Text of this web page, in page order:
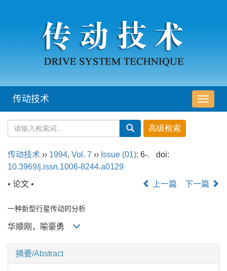
导
航
传动技术
传动技术 ›› 1994, Vol. 7 ›› Issue (01): 6-.
doi:
10.3969/j.issn.1006-8244.a0129
• 论文 •
上一篇 下一篇
一种新型行星传动的分析
华顺刚，喻豪勇
摘要/Abstract